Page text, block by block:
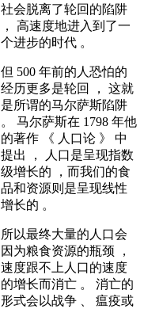
社会脱离了轮回的陷阱
， 高速度地进入到了一
个进步的时代 。
但 500 年前的人恐怕的
经历更多是轮回 ， 这就
是所谓的马尔萨斯陷阱
。 马尔萨斯在 1798 年他
的著作 《 人口论 》 中
提出 ， 人口是呈现指数
级增长的 ，而我们的食
品和资源则是呈现线性
增长的 。
所以最终大量的人口会
因为粮食资源的瓶颈 ，
速度跟不上人口的速度
的增长而消亡 。 消亡的
形式会以战争 、 瘟疫或